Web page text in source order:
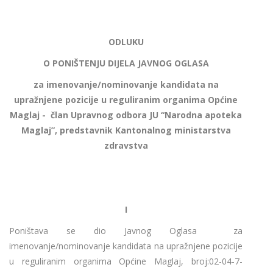
ODLUKU
O PONIŠTENJU DIJELA JAVNOG OGLASA
za imenovanje/nominovanje kandidata na
upražnjene pozicije u reguliranim organima Općine
Maglaj - član Upravnog odbora JU “Narodna apoteka
Maglaj”, predstavnik Kantonalnog ministarstva
zdravstva
I
Poništava se dio Javnog Oglasa za
imenovanje/nominovanje kandidata na upražnjene pozicije
u reguliranim organima Općine Maglaj, broj:02-04-7-